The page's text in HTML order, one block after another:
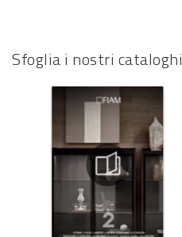
Sfoglia i nostri cataloghi